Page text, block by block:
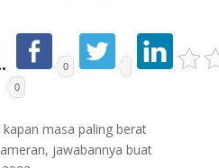
0
0
masa paling berat
jawabannya buat